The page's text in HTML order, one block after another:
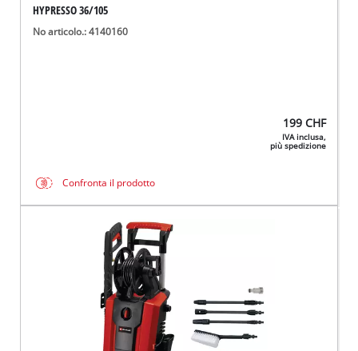
HYPRESSO 36/105
No articolo.: 4140160
199 CHF
IVA inclusa,
più spedizione
Confronta il prodotto